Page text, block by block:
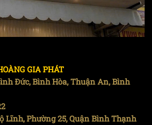
GIA PHÁT
Đức, Bình Hòa, Thuận An, Bình
Lĩnh, Phường 25, Quận Bình Thạnh